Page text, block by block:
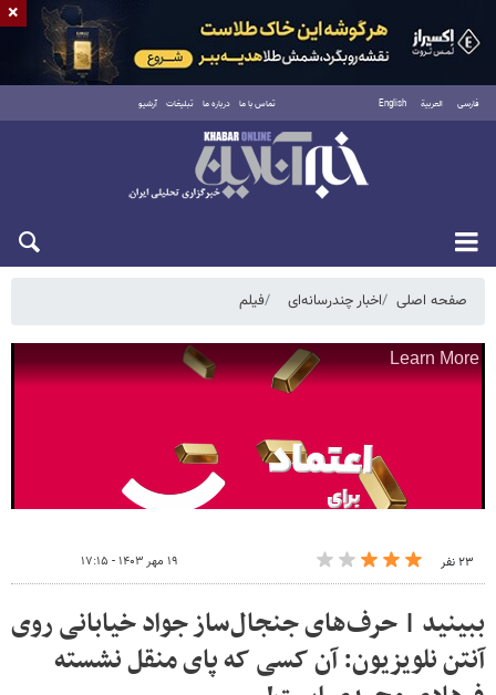
فارسی العربية English تماس با ما درباره ما تبلیغات آرشیو
شنبه ۱۷ مرداد ۱۴۰۵
صفحه اصلی اخبار چندرسانه‌ای فیلم
۲۳ نفر ۱۹ مهر ۱۴۰۳ - ۱۷:۱۵
ببینید | حرف‌های جنجال‌ساز جواد خیابانی روی
آنتن نلویزیون: آن کسی که پای منقل نشسته
×